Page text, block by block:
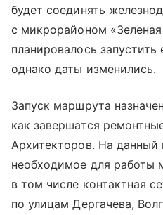
будет соединять
с микрорайоном
планировалось
однако даты изменились.
Запуск маршрута
как завершатся
Архитекторов. На данный
необходимое для работы
в том числе контактная
по улицам Дергачева,